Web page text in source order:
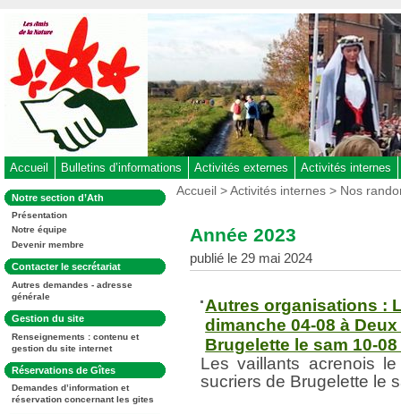
au
contenu
-
Aller
au
menu
-
à
la
recherche
Accueil Bulletins d’informations Activités externes Activités internes
Dans
la
rubrique
:
Notre section d’Ath
Présentation
Notre équipe
Devenir membre
Dans
la
rubrique
:
Contacter le secrétariat
Autres demandes - adresse
générale
Dans
la
rubrique
:
Gestion du site
Renseignements : contenu et
gestion du site internet
Dans
la
rubrique
:
Réservations de Gîtes
Demandes d’information et
réservation concernant les gites
Vous
Accueil >Activités internes > Nos
Année 2023
publié le 29 mai 2024
Autres organisations :
dimanche 04-08 à
Brugelette le sam 10-
Les vaillants acrenois
sucriers de Brugelette le